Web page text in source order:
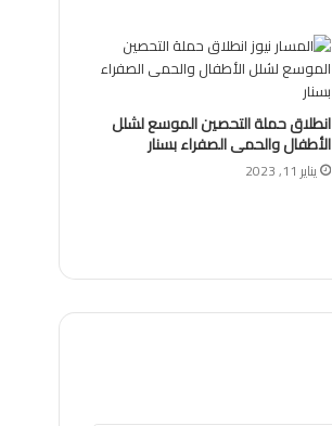
انطلاق حملة التحصين الموسع لشلل
الأطفال والحمى الصفراء بسنار
يناير 11, 2023